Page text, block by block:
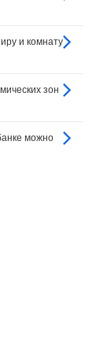
и комнату
зон
можно